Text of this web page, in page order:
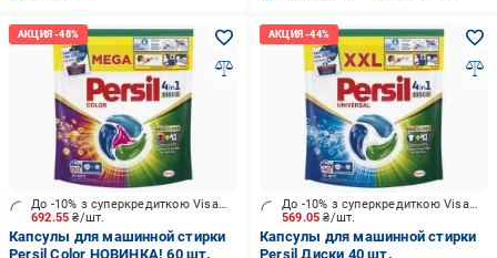
692.55₴/шт.
До -10% з суперкредиткою Visa Вигода
Капсулы для машинной стирки
Persil Color НОВИНКА! 60 шт.
569.05₴/шт.
До -10% з суперкредиткою Visa Вигода
Капсулы для машинной стирки
Persil Диски 40 шт.